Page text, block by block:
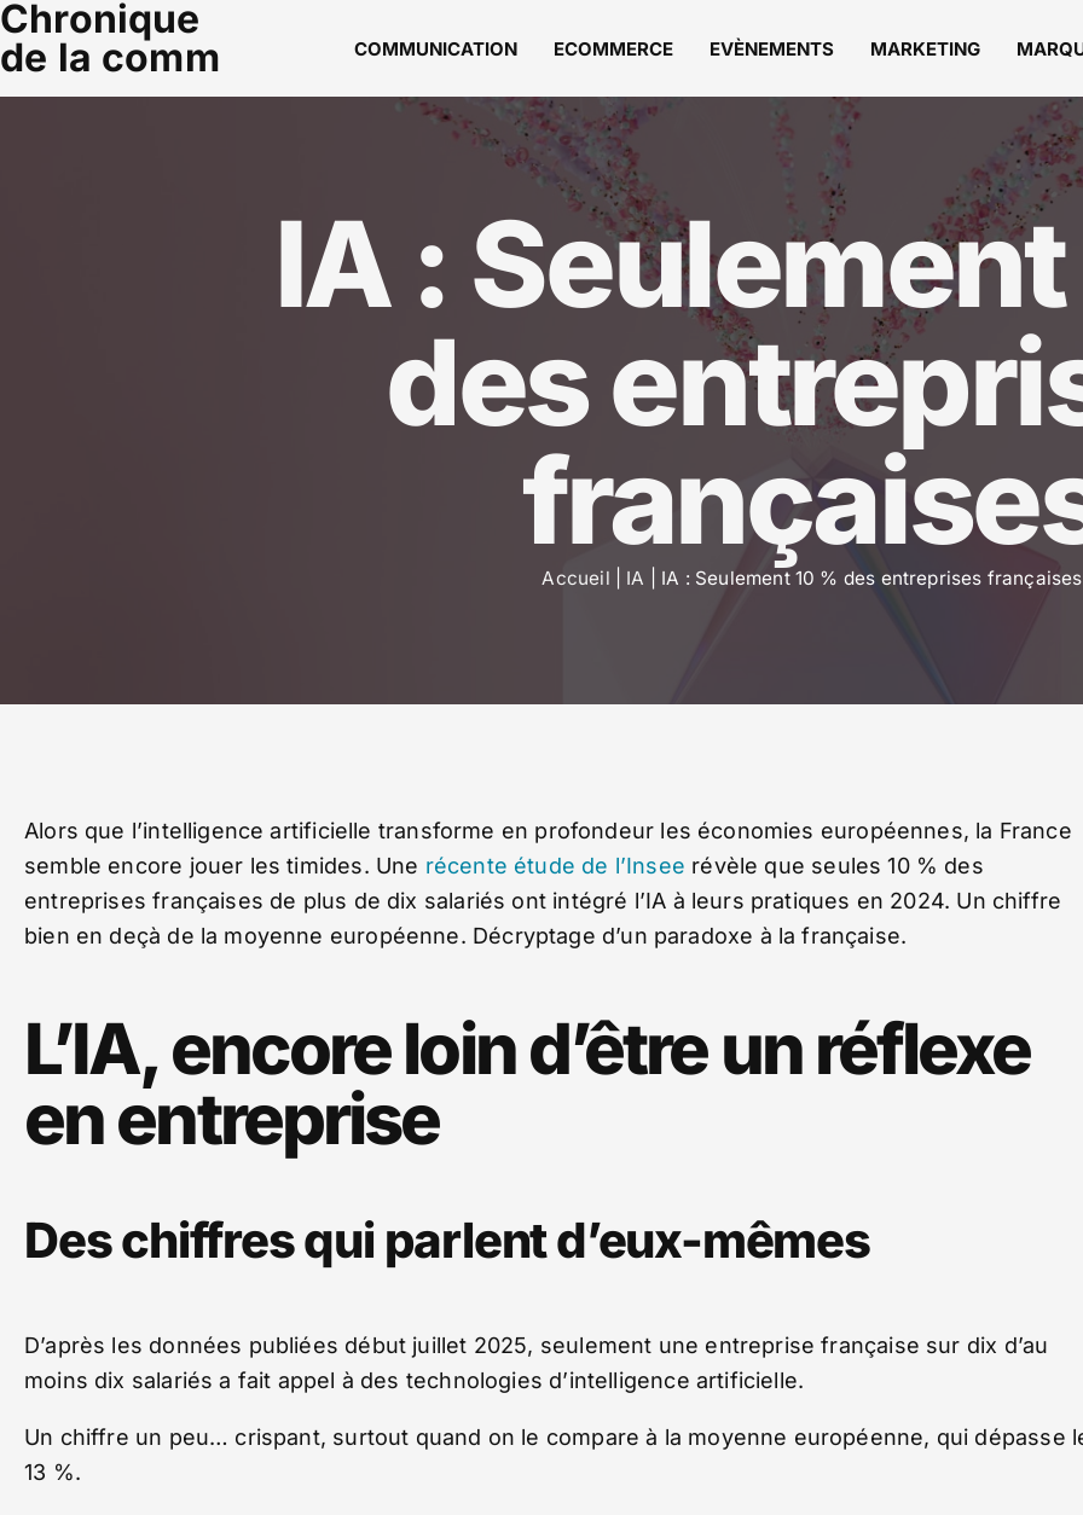
Chronique
de la comm
COMMUNICATION ECOMMERCE EVÈNEMENTS MARKETING
IA :
des
Accueil IA IA : Seulement 10 % des entreprises françaises
Alors que l’intelligence artificielle transforme en profondeur les économies européennes, la France
semble encore jouer les timides. Une récente étude de l’Insee révèle que seules 10 % des
entreprises françaises de plus de dix salariés ont intégré l’IA à leurs pratiques en 2024. Un chiffre
bien en deçà de la moyenne européenne. Décryptage d’un paradoxe à la française.
L’IA, encore loin d’être un réflexe
en entreprise
Des chiffres qui parlent d’eux-mêmes
D’après les données publiées début juillet 2025, seulement une entreprise française sur dix d’au
moins dix salariés a fait appel à des technologies d’intelligence artificielle.
Un chiffre un peu… crispant, surtout quand on le compare à la moyenne européenne, qui dépasse
13 %.